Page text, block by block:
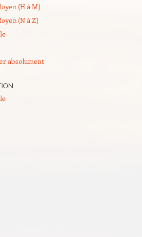
(H à M)
(N à Z)
absolument